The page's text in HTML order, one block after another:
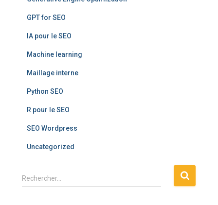
GPT for SEO
IA pour le SEO
Machine learning
Maillage interne
Python SEO
R pour le SEO
SEO Wordpress
Uncategorized
R
e
Rechercher…